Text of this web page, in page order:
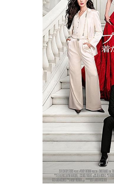
ャーロック・ノームズ（2018
ット・プレイス（2018） 出演
オン・ザ・トレイン
（2016）
（2015） 出演
・ザ・ウッズ（2014） 出演
ユー・ニード・イズ・キル（
／ルーパー（2012） 出演
ェディング・ベル（2012）
ーモン・フィッシング
（2011
（2011） 出演
（2010） 出演